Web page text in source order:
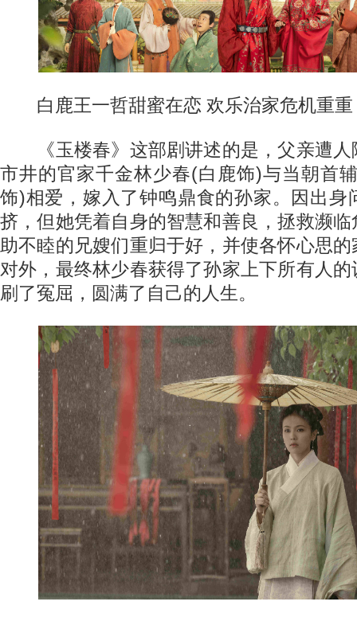
白鹿王一哲甜蜜在恋 欢乐治家危机重重
《玉楼春》这部剧讲述的是，父亲遭人
市井的官家千金林少春(白鹿饰)与当朝首
饰)相爱，嫁入了钟鸣鼎食的孙家。因出身
挤，但她凭着自身的智慧和善良，拯救濒
助不睦的兄嫂们重归于好，并使各怀心思
对外，最终林少春获得了孙家上下所有人
刷了冤屈，圆满了自己的人生。